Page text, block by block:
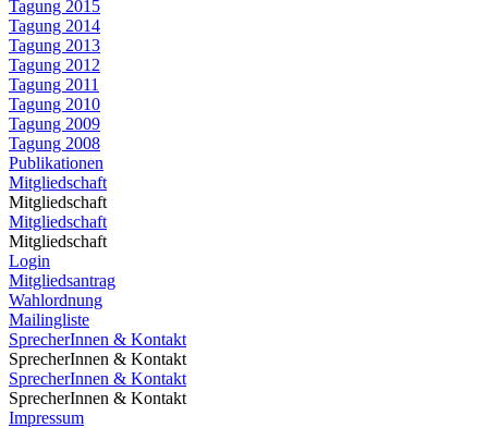
Tagung 2015
Tagung 2014
Tagung 2013
Tagung 2012
Tagung 2011
Tagung 2010
Tagung 2009
Tagung 2008
Publikationen
Mitgliedschaft
Mitgliedschaft
Mitgliedschaft
Mitgliedschaft
Login
Mitgliedsantrag
Wahlordnung
Mailingliste
SprecherInnen & Kontakt
SprecherInnen & Kontakt
SprecherInnen & Kontakt
SprecherInnen & Kontakt
Impressum